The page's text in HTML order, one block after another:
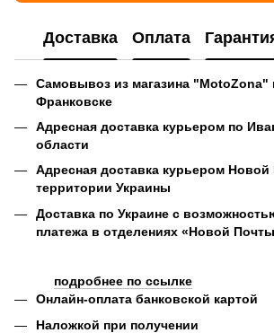
Доставка Оплата
Самовывоз из магазина "MotoZona"
Франковске
Адресная доставка курьером по
области
Адресная доставка курьером
территории Украины
Доставка по Украине с
платежа в отделениях «Новой
подробнее по ссылке
Онлайн-оплата банковской картой
Наложкой при получении